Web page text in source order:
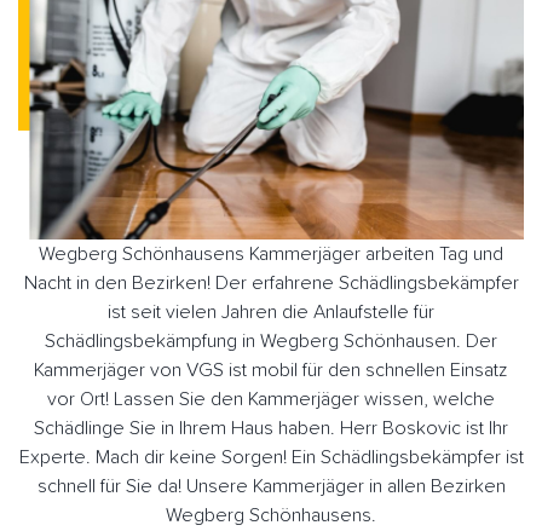
Wegberg Schönhausens Kammerjäger arbeiten Tag und
Nacht in den Bezirken! Der erfahrene Schädlingsbekämpfer
ist seit vielen Jahren die Anlaufstelle für
Schädlingsbekämpfung in Wegberg Schönhausen. Der
Kammerjäger von VGS ist mobil für den schnellen Einsatz
vor Ort! Lassen Sie den Kammerjäger wissen, welche
Schädlinge Sie in Ihrem Haus haben. Herr Boskovic ist Ihr
Experte. Mach dir keine Sorgen! Ein Schädlingsbekämpfer ist
schnell für Sie da! Unsere Kammerjäger in allen Bezirken
Wegberg Schönhausens.